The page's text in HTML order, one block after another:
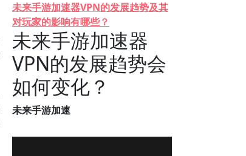
未来手游加速器VPN的发展趋势及其
对玩家的影响有哪些？
未来手游加速器
VPN的发展趋势会
如何变化？
未来手游加速